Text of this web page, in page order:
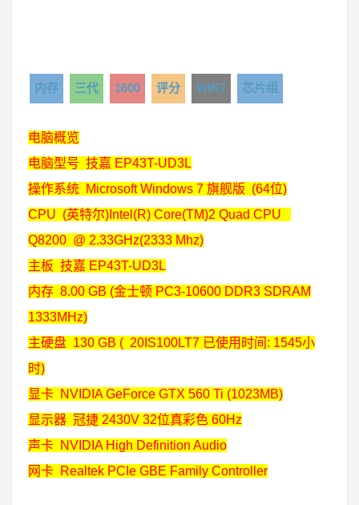
内存 三代 1600 评分 WIN7 芯片组
电脑概览
电脑型号 技嘉 EP43T-UD3L
操作系统 Microsoft Windows 7 旗舰版 (64位)
CPU (英特尔)Intel(R) Core(TM)2 Quad CPU
Q8200 @ 2.33GHz(2333 Mhz)
主板 技嘉 EP43T-UD3L
内存 8.00 GB (金士顿 PC3-10600 DDR3 SDRAM
1333MHz)
主硬盘 130 GB ( 20IS100LT7 已使用时间: 1545小
时)
显卡 NVIDIA GeForce GTX 560 Ti (1023MB)
显示器 冠捷 2430V 32位真彩色 60Hz
声卡 NVIDIA High Definition Audio
网卡 Realtek PCIe GBE Family Controller